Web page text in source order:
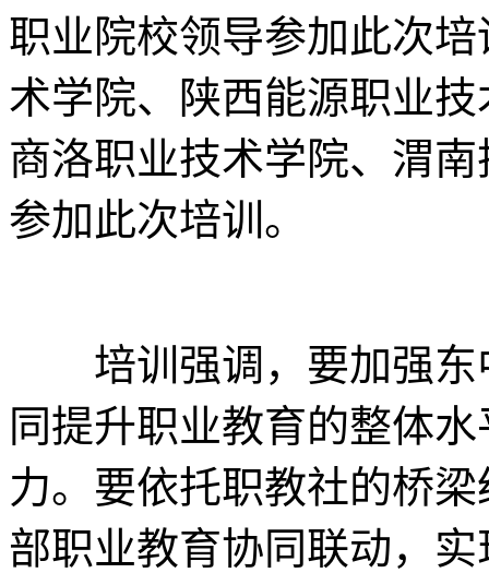
职业院校领导参加此次
术学院、陕西能源职业
商洛职业技术学院、渭
参加此次培训。
培训强调，要加强东
同提升职业教育的整体
力。要依托职教社的桥
部职业教育协同联动，